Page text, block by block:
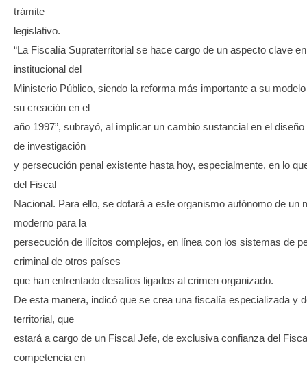
trámite
legislativo.
“La Fiscalía Supraterritorial se hace cargo de un aspecto clave
institucional del
Ministerio Público, siendo la reforma más importante a su
su creación en el
año 1997”, subrayó, al implicar un cambio sustancial en el
de investigación
y persecución penal existente hasta hoy, especialmente, en lo
del Fiscal
Nacional. Para ello, se dotará a este organismo autónomo de un
moderno para la
persecución de ilícitos complejos, en línea con los sistemas de
criminal de otros países
que han enfrentado desafíos ligados al crimen organizado.
De esta manera, indicó que se crea una fiscalía especializada y
territorial, que
estará a cargo de un Fiscal Jefe, de exclusiva confianza del
competencia en